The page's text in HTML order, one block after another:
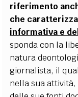
riferimento
che caratterizza
informativa e
sponda con la
natura
giornalista, il
nella sua